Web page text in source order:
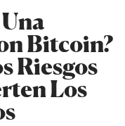
Bitcoin?
Riesgos
Los